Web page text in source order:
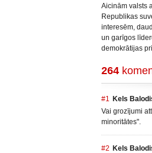
Aicinām valsts
Republikas
interesēm,
un garīgos
demokrātijas
264
#1 Kels
Vai grozījumi
minoritātes".
#2 Kels